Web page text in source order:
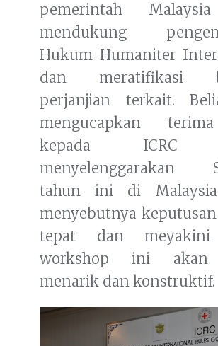
pemerintah
mendukung
Hukum Humaniter
dan meratifikasi
perjanjian terkait.
mengucapkan
kepada ICRC
menyelenggarakan
tahun ini di
menyebutnya
tepat dan meyakini
workshop ini akan
menarik dan konstruktif.